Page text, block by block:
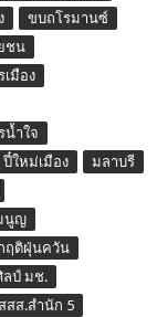
ขบถโรมานซ์
ชน
เมือง
น้ำใจ
ปี๋ใหม่เมือง
มลาบรี
นูญ
ฤติฝุ่นควัน
ลป์ มช.
สสส.สำนัก 5